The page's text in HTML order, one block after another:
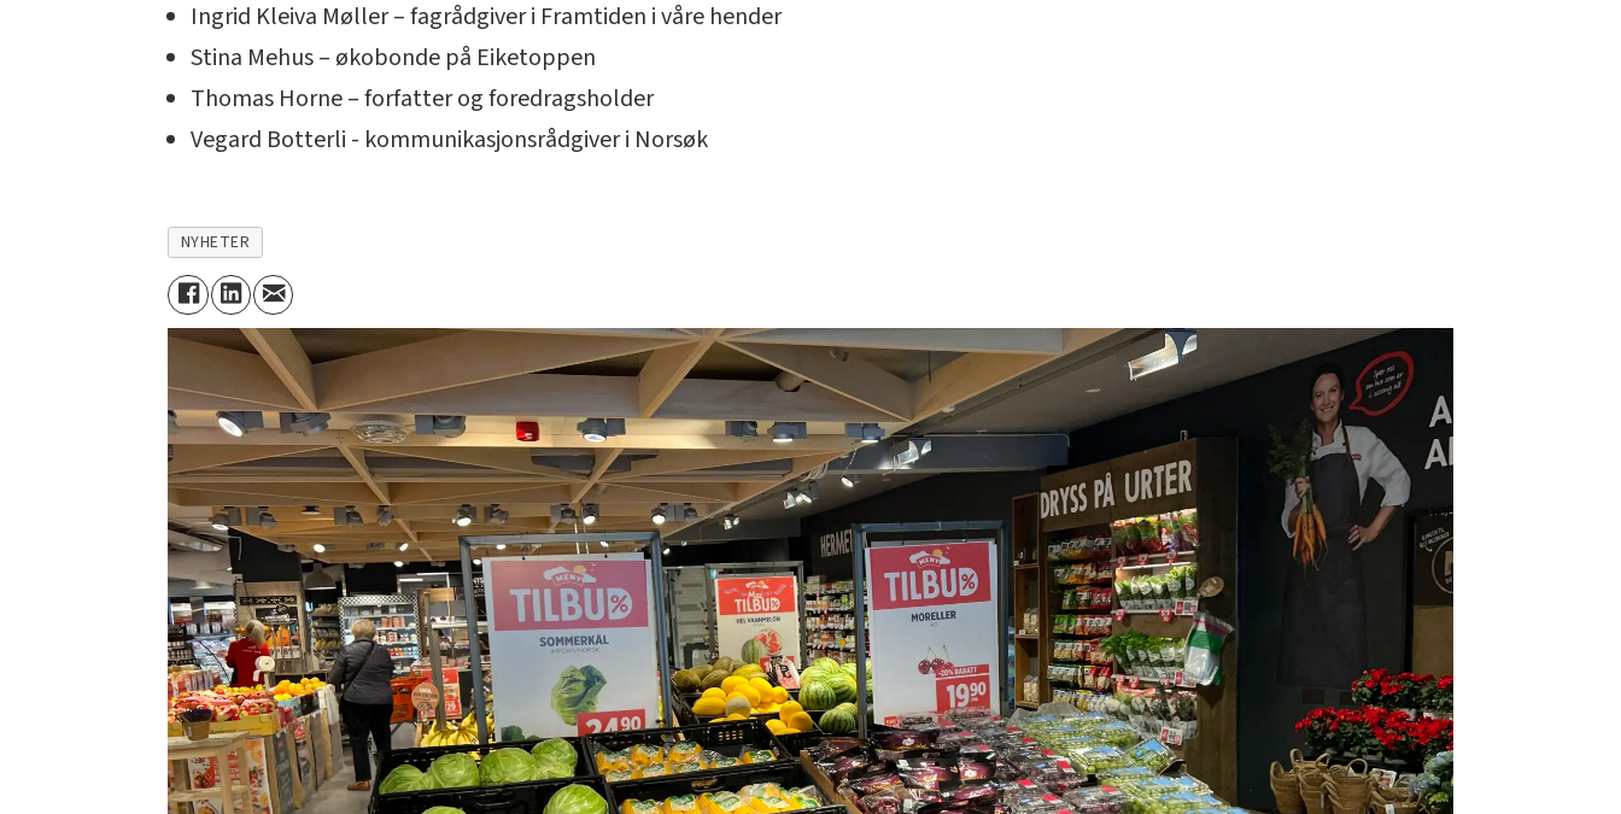
Ingrid Kleiva Møller – fagrådgiver i Framtiden i våre hender
Stina Mehus – økobonde på Eiketoppen
Thomas Horne – forfatter og foredragsholder
Vegard Botterli - kommunikasjonsrådgiver i Norsøk
NYHETER